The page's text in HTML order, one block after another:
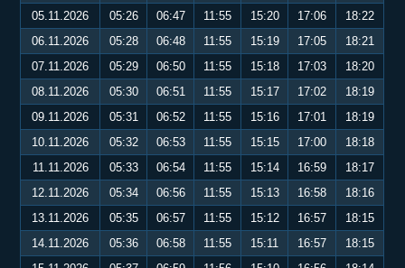
05.11.2026 05:26 06:47 11:55 15:20 17:06
18:22
06.11.2026
05:28 06:48 11:55 15:19 17:05
18:21
07.11.2026
05:29 06:50 11:55 15:18 17:03
18:20
08.11.2026
05:30 06:51 11:55 15:17 17:02
18:19
09.11.2026
05:31 06:52 11:55 15:16 17:01
18:19
10.11.2026
05:32 06:53 11:55 15:15 17:00
18:18
11.11.2026
05:33 06:54 11:55 15:14 16:59
18:17
12.11.2026
05:34 06:56 11:55 15:13 16:58
18:16
13.11.2026
05:35 06:57 11:55 15:12 16:57
18:15
14.11.2026
05:36 06:58 11:55 15:11 16:57
18:15